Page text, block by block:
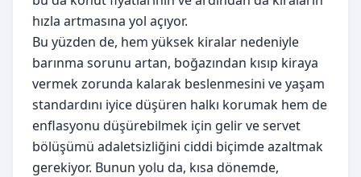
hızla artmasına yol açıyor.
Bu yüzden de, hem yüksek kiralar nedeniyle
barınma sorunu artan, boğazından kısıp kiraya
vermek zorunda kalarak beslenmesini ve yaşam
standardını iyice düşüren halkı korumak hem de
enflasyonu düşürebilmek için gelir ve servet
bölüşümü adaletsizliğini ciddi biçimde azaltmak
gerekiyor. Bunun yolu da, kısa dönemde,